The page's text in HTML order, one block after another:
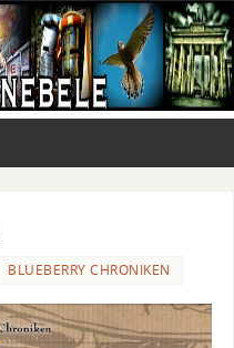
BLUEBERRY CHRONIKEN